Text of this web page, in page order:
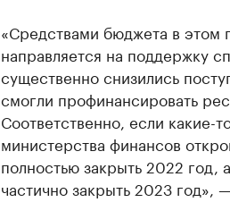
«Средствами бюджета в этом
направляется на поддержку
существенно снизились
смогли профинансировать
Соответственно, если какие-
министерства финансов
полностью закрыть 2022 год,
частично закрыть 2023 год»,